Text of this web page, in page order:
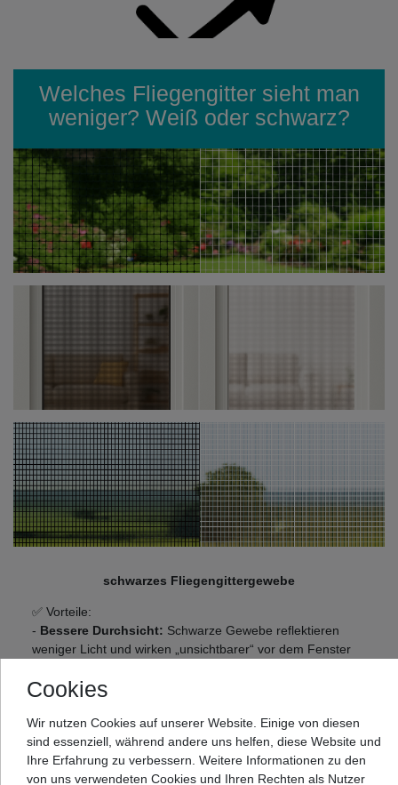
Welches Fliegengitter sieht man
weniger? Weiß oder schwarz?
schwarzes Fliegengittergewebe
✅ Vorteile:
- Bessere Durchsicht: Schwarze Gewebe reflektieren
weniger Licht und wirken „unsichtbarer“ vor dem Fenster
-Weniger störend im Blickfeld:
durchsichtig.
-Weniger Blendung & Spiegelung:Absorbiert mehr Licht
statt es zu reflektieren.
Cookies
Wir nutzen Cookies auf unserer Website. Einige von diesen
sind essenziell, während andere uns helfen, diese Website und
Ihre Erfahrung zu verbessern. Weitere Informationen zu den
von uns verwendeten Cookies und Ihren Rechten als Nutzer